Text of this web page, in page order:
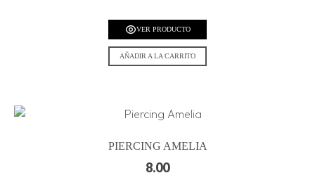
VER PRODUCTO
AÑADIR A LA CARRITO
PIERCING AMELIA
8.00